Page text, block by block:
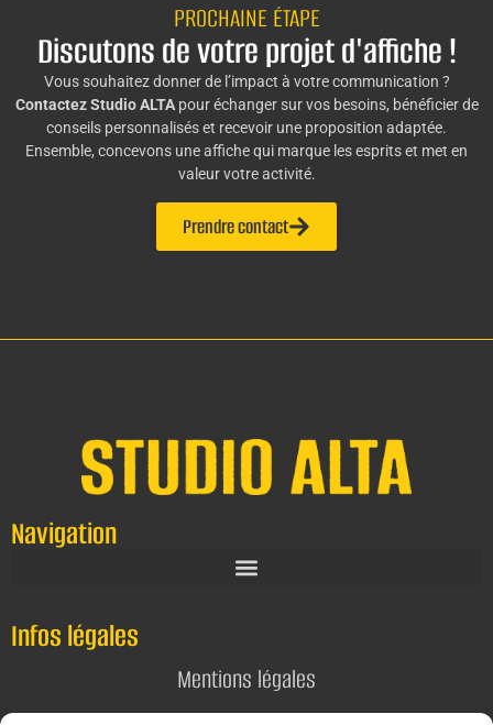
PROCHAINE ÉTAPE
Discutons de votre projet d'affiche !
Vous souhaitez donner de l’impact à votre communication ?
Contactez Studio ALTApour échanger sur vos besoins, bénéficier de
conseils personnalisés et recevoir une proposition adaptée.
Ensemble, concevons une affiche qui marque les esprits et met en
valeur votre activité.
Prendre contact
Navigation
Infos légales
Mentions légales